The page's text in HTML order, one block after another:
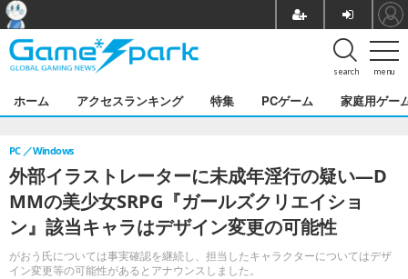
menu
search
ホーム アクセスランキング 特集 PCゲーム 家庭用ゲー
外部イラストレーターに未成年淫行の疑い―D
MMの美少女SRPG『ガールズクリエイショ
ン』該当キャラはデザイン変更の可能性
がおう氏については事実確認を継続し、担当したキャラクターについてはデザ
イン変更等の可能性があるとアナウンスしました。
PC Windows